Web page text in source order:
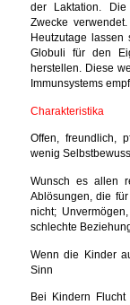
der Laktation.
Zwecke
Heutzutage
Globuli für den
herstellen. Diese
Immunsystems
Charakteristika
Offen, freundlich,
wenig
Wunsch es allen
Ablösungen, die
nicht;
schlechte
Wenn die Kinder
Sinn
Bei Kindern